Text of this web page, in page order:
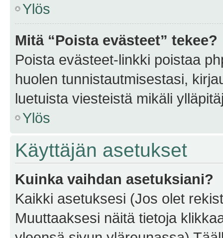
Ylös
Mitä “Poista evästeet” tekee?
Poista evästeet-linkki poistaa
huolen tunnistautmisestasi,
luetuista viesteistä mikäli
Ylös
Käyttäjän asetukset
Kuinka vaihdan asetuksiani?
Kaikki asetuksesi (Jos olet
Muuttaaksesi näitä tietoja